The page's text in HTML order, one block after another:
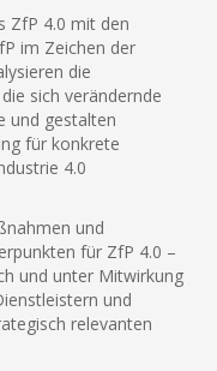
ZfP 4.0 mit den
im Zeichen der
die
sich verändernde
und gestalten
für konkrete
4.0
und
für ZfP 4.0 –
und unter Mitwirkung
und
relevanten